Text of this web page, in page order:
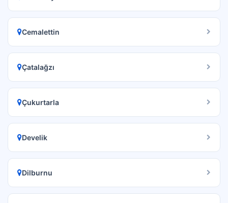
Cemalettin
Çatalağzı
Çukurtarla
Develik
Dilburnu